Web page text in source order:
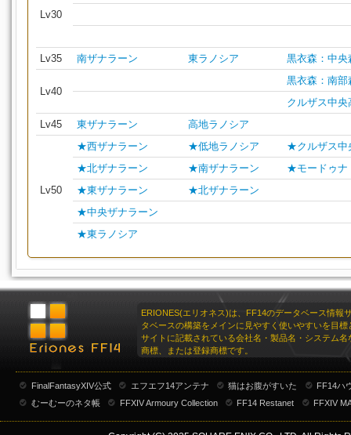
Lv30
Lv35 南ザナラーン 東ラノシア 黒衣森：中央
Lv40
黒衣森：南部
クルザス中央
Lv45
東ザナラーン 高地ラノシア
Lv50
★西ザナラーン ★低地ラノシア
★クルザス中
★北ザナラーン
★南ザナラーン
★モードゥナ
★東ザナラーン
★北ザナラーン
★中央ザナラーン
★東ラノシア
ERIONES(エリオネス)は、FF14のデータベース情報
タベースの構築をメインに見やすく使いやすいを目標
サイトに記載されている会社名・製品名・システム名
商標、または登録商標です。
FinalFantasyXIV公式 エフエフ14アンテナ 猫はお腹がすいた
FF14ハ
むーむーのネタ帳
FFXIV Armoury Collection FF14 Restanet FFXIV